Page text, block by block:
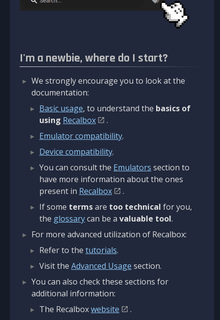
I'm a newbie, where do I start?
We strongly encourage you to look at the
documentation:
Basic usage, to understand the basics of
using Recalbox
.
Emulator compatibility.
Device compatibility.
You can consult the Emulators section to
have more information about the ones
present in Recalbox
.
If some termsare too technical for you,
the glossarycan be a valuable tool.
For more advanced utilization of Recalbox:
Refer to the tutorials.
Visit the Advanced Usage section.
You can also check these sections for
additional information:
The Recalboxwebsite
.